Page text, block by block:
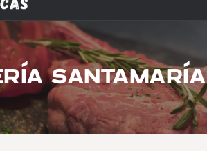
SANTAMARÍA